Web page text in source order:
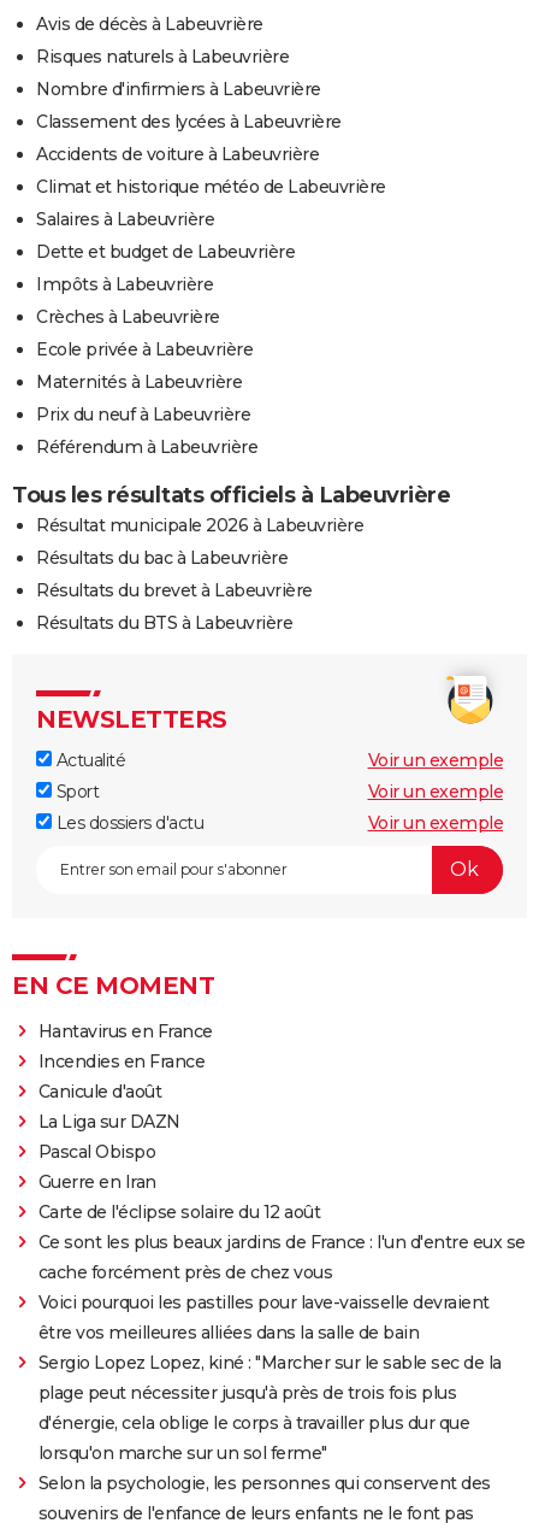
Avis de décès à Labeuvrière
Risques naturels à Labeuvrière
Nombre d'infirmiers à Labeuvrière
Classement des lycées à Labeuvrière
Accidents de voiture à Labeuvrière
Climat et historique météo de Labeuvrière
Salaires à Labeuvrière
Dette et budget de Labeuvrière
Impôts à Labeuvrière
Crèches à Labeuvrière
Ecole privée à Labeuvrière
Maternités à Labeuvrière
Prix du neuf à Labeuvrière
Référendum à Labeuvrière
Tous les résultats officiels à Labeuvrière
Résultat municipale 2026 à Labeuvrière
Résultats du bac à Labeuvrière
Résultats du brevet à Labeuvrière
Résultats du BTS à Labeuvrière
NEWSLETTERS
Actualité
Voir un exemple
Sport
Voir un exemple
Les dossiers d'actu
Voir un exemple
EN CE MOMENT
Hantavirus en France
Incendies en France
Canicule d'août
La Liga sur DAZN
Pascal Obispo
Guerre en Iran
Carte de l'éclipse solaire du 12 août
Ce sont les plus beaux jardins de France : l'un d'entre eux se
cache forcément près de chez vous
Voici pourquoi les pastilles pour lave-vaisselle devraient
être vos meilleures alliées dans la salle de bain
Sergio Lopez Lopez, kiné : "Marcher sur le sable sec de la
plage peut nécessiter jusqu'à près de trois fois plus
d'énergie, cela oblige le corps à travailler plus dur que
lorsqu'on marche sur un sol ferme"
Selon la psychologie, les personnes qui conservent des
souvenirs de l'enfance de leurs enfants ne le font pas